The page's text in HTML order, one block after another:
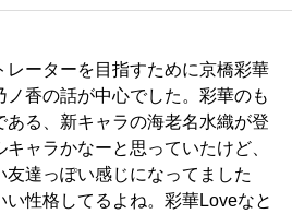
レーターを目指すために京橋彩華
ノ香の話が中心でした。彩華のも
ある、新キャラの海老名水織が登
ャラかなーと思っていたけど、
友達っぽい感じになってました
い性格してるよね。彩華Loveなと